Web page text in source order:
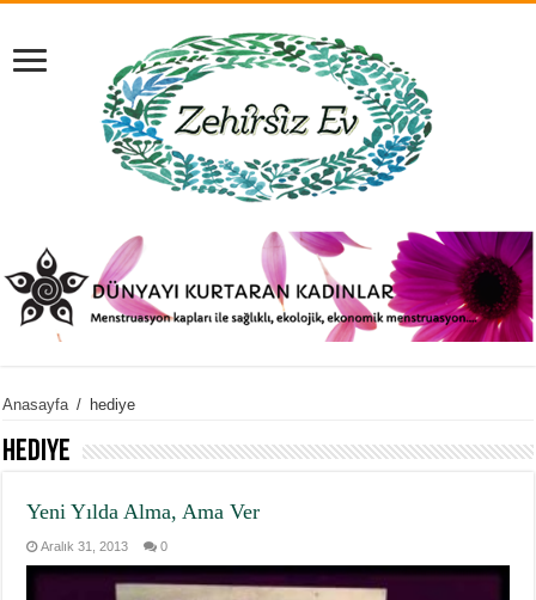
Anasayfa / hediye
hediye
Yeni Yılda Alma, Ama Ver
Aralık 31, 2013 0